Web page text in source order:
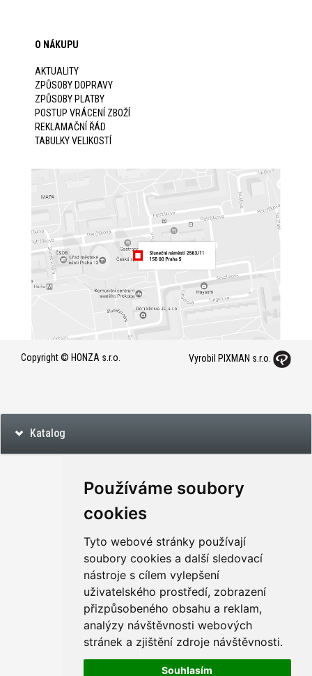
Používáme soubory
cookies
Tyto webové stránky používají
soubory cookies a další sledovací
nástroje s cílem vylepšení
uživatelského prostředí, zobrazení
přizpůsobeného obsahu a reklam,
analýzy návštěvnosti webových
stránek a zjištění zdroje návštěvnosti.
Souhlasím
O NÁKUPU
AKTUALITY
ZPŮSOBY DOPRAVY
ZPŮSOBY PLATBY
POSTUP VRÁCENÍ ZBOŽÍ
REKLAMAČNÍ ŘÁD
TABULKY VELIKOSTÍ
Copyright © HONZA s.r.o. Vyrobil PIXMAN s.r.o.
Katalog